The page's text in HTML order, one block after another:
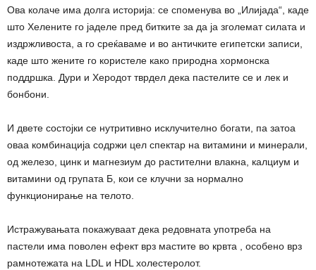
Ова колаче има долга историја: се споменува во „Илијада“, каде
што Хелените го јаделе пред битките за да ја зголемат силата и
издржливоста, а го среќаваме и во античките египетски записи,
каде што жените го користеле како природна хормонска
поддршка. Дури и Херодот тврдел дека пастелите се и лек и
бонбони.
И двете состојки се нутритивно исклучително богати, па затоа
оваа комбинација содржи цел спектар на витамини и минерали,
од железо, цинк и магнезиум до растителни влакна, калциум и
витамини од групата Б, кои се клучни за нормално
функционирање на телото.
Истражувањата покажуваат дека редовната употреба на
пастели има поволен ефект врз мастите во крвта , особено врз
рамнотежата на LDL и HDL холестеролот.